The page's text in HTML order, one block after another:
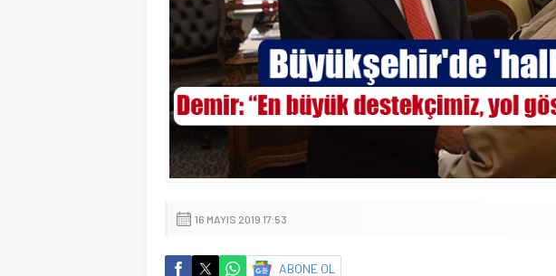
16 MAYIS 2019 17:53
ABONE OL